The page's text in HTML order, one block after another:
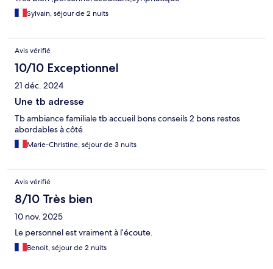
Sylvain, séjour de 2 nuits
Avis vérifié
10/10 Exceptionnel
21 déc. 2024
Une tb adresse
Tb ambiance familiale tb accueil bons conseils 2 bons restos
abordables à côté
Marie-Christine, séjour de 3 nuits
Avis vérifié
8/10 Très bien
10 nov. 2025
Le personnel est vraiment à l’écoute.
Benoit, séjour de 2 nuits